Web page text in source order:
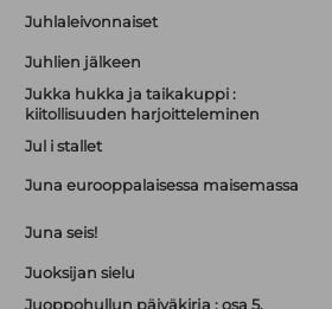
Juhlaleivonnaiset
Juhlien jälkeen
Jukka hukka ja taikakuppi :
kiitollisuuden harjoitteleminen
Jul i stallet
Juna eurooppalaisessa maisemassa
Juna seis!
Juoksijan sielu
Juoppohullun päiväkirja : osa 5,